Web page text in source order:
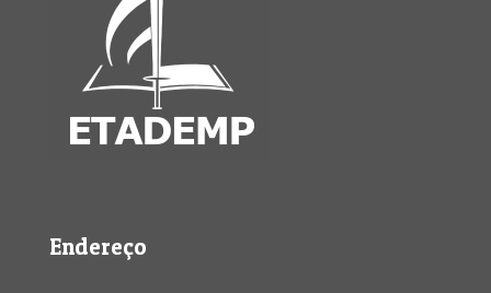
Endereço